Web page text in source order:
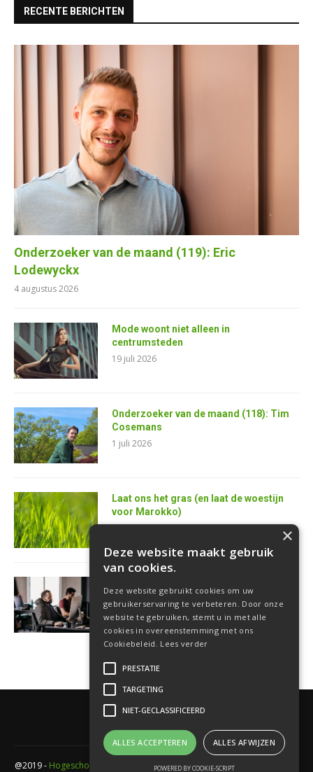
RECENTE BERICHTEN
Onderzoeker van de maand (119): Eric
Lodewyckx
4 augustus 2026
Mode woont niet alleen in
centrumsteden
19 juli 2026
Onderzoeker van de maand (118): Tim
Cosemans
1 juli 2026
Laat ons het gras (en laat de woestijn
voor Marokko)
25 juni 2026
softwareontwikkelaar
18 juni 2026
@2019 - Hogeschool PXL
- Elfde-liniestraat 24 Gebouw A , 3500 Hasselt -
×
Deze website maakt gebruik
van cookies.
Deze website gebruikt cookies om uw
gebruikerservaring te verbeteren. Door onze
website te gebruiken, stemt u in met alle
cookies in overeenstemming met ons
Cookiebeleid. Lees verder
PRESTATIE
TARGETING
NIET-GECLASSIFICEERD
ALLES ACCEPTEREN ALLES AFWIJZEN
POWERED BY COOKIE-SCRIPT